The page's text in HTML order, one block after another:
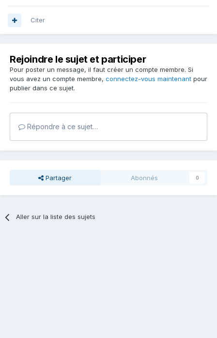
Citer
Rejoindre le sujet et participer
Pour poster un message, il faut créer un compte membre. Si
vous avez un compte membre, connectez-vous maintenant pour
publier dans ce sujet.
Répondre à ce sujet…
Partager Abonnés 0
Aller sur la liste des sujets